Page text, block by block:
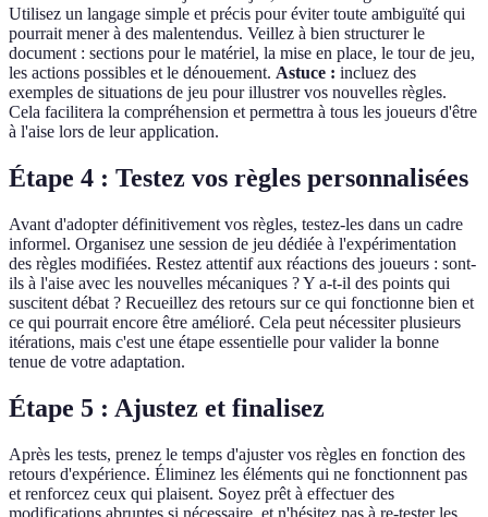
Utilisez un langage simple et précis pour éviter toute ambiguïté qui
pourrait mener à des malentendus. Veillez à bien structurer le
document : sections pour le matériel, la mise en place, le tour de jeu,
les actions possibles et le dénouement. Astuce : incluez des
exemples de situations de jeu pour illustrer vos nouvelles règles.
Cela facilitera la compréhension et permettra à tous les joueurs d'être
à l'aise lors de leur application.
Étape 4 : Testez vos règles personnalisées
Avant d'adopter définitivement vos règles, testez-les dans un cadre
informel. Organisez une session de jeu dédiée à l'expérimentation
des règles modifiées. Restez attentif aux réactions des joueurs : sont-
ils à l'aise avec les nouvelles mécaniques ? Y a-t-il des points qui
suscitent débat ? Recueillez des retours sur ce qui fonctionne bien et
ce qui pourrait encore être amélioré. Cela peut nécessiter plusieurs
itérations, mais c'est une étape essentielle pour valider la bonne
tenue de votre adaptation.
Étape 5 : Ajustez et finalisez
Après les tests, prenez le temps d'ajuster vos règles en fonction des
retours d'expérience. Éliminez les éléments qui ne fonctionnent pas
et renforcez ceux qui plaisent. Soyez prêt à effectuer des
modifications abruptes si nécessaire, et n'hésitez pas à re-tester les